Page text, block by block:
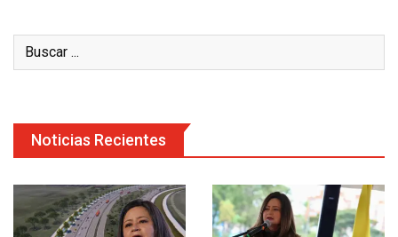
Noticias Recientes